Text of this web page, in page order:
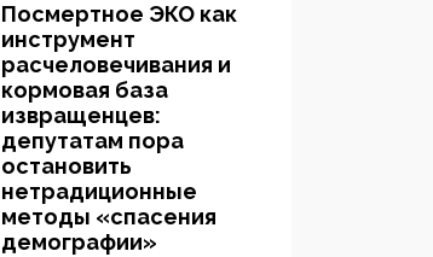
Посмертное ЭКО как
инструмент
расчеловечивания и
кормовая база
извращенцев:
депутатам пора
остановить
нетрадиционные
методы «спасения
демографии»